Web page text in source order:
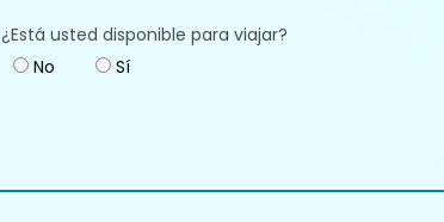
¿Está usted disponible para viajar?
No
Sí